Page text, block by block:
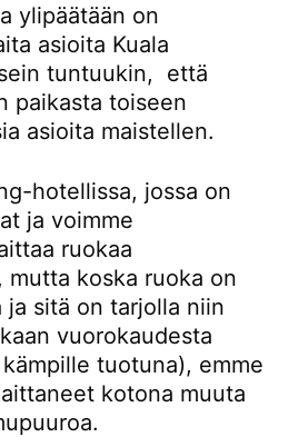
ylipäätään on
asioita Kuala
tuntuukin, että
paikasta toiseen
asioita maistellen.
hotellissa, jossa on
ja voimme
ruokaa
koska ruoka on
ja sitä on tarjolla niin
vuorokaudesta
tuotuna), emme
kotona muuta